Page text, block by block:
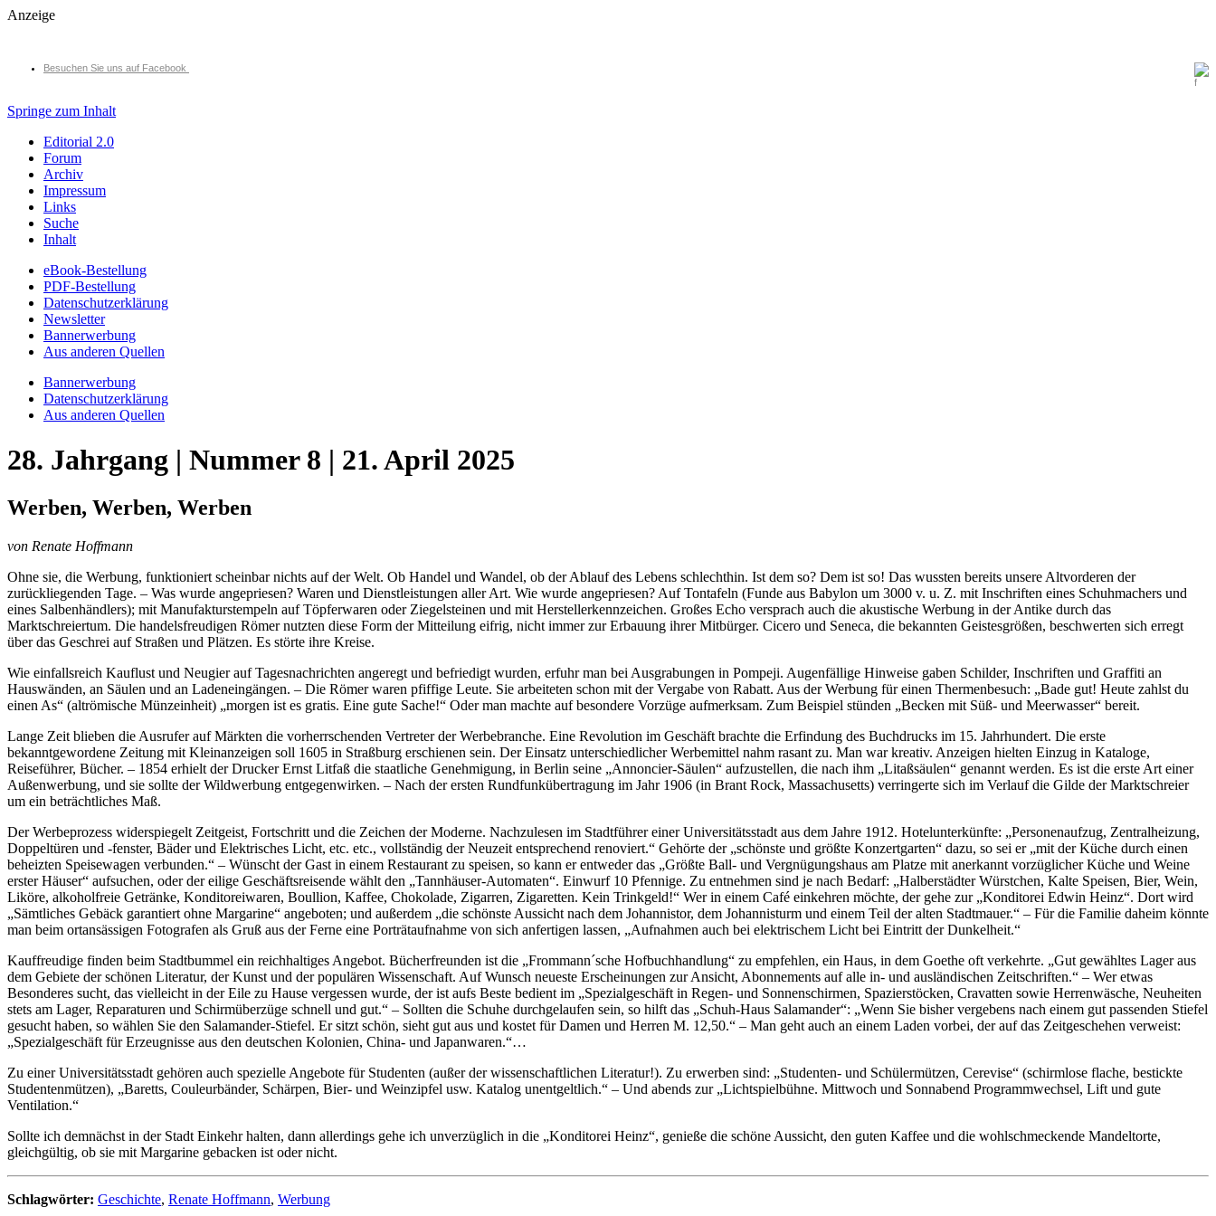
Anzeige
Besuchen Sie uns auf Facebook
Springe zum Inhalt
Editorial 2.0
Forum
Archiv
Impressum
Links
Suche
Inhalt
eBook-Bestellung
PDF-Bestellung
Datenschutzerklärung
Newsletter
Bannerwerbung
Aus anderen Quellen
Bannerwerbung
Datenschutzerklärung
Aus anderen Quellen
28. Jahrgang | Nummer 8 | 21. April 2025
Werben, Werben, Werben
von Renate Hoffmann
Ohne sie, die Werbung, funktioniert scheinbar nichts auf der Welt. Ob Handel und Wandel, ob der Ablauf des Lebens schlechthin. Ist dem so? Dem ist so! Das wussten bereits unsere Altvorderen der
zurückliegenden Tage. – Was wurde angepriesen? Waren und Dienstleistungen aller Art. Wie wurde angepriesen? Auf Tontafeln (Funde aus Babylon um 3000 v. u. Z. mit Inschriften eines Schuhmachers und
eines Salbenhändlers); mit Manufakturstempeln auf Töpferwaren oder Ziegelsteinen und mit Herstellerkennzeichen. Großes Echo versprach auch die akustische Werbung in der Antike durch das
Marktschreiertum. Die handelsfreudigen Römer nutzten diese Form der Mitteilung eifrig, nicht immer zur Erbauung ihrer Mitbürger. Cicero und Seneca, die bekannten Geistesgrößen, beschwerten sich erregt
über das Geschrei auf Straßen und Plätzen. Es störte ihre Kreise.
Wie einfallsreich Kauflust und Neugier auf Tagesnachrichten angeregt und befriedigt wurden, erfuhr man bei Ausgrabungen in Pompeji. Augenfällige Hinweise gaben Schilder, Inschriften und Graffiti an
Hauswänden, an Säulen und an Ladeneingängen. – Die Römer waren pfiffige Leute. Sie arbeiteten schon mit der Vergabe von Rabatt. Aus der Werbung für einen Thermenbesuch: „Bade gut! Heute zahlst du
einen As“ (altrömische Münzeinheit) „morgen ist es gratis. Eine gute Sache!“ Oder man machte auf besondere Vorzüge aufmerksam. Zum Beispiel stünden „Becken mit Süß- und Meerwasser“ bereit.
Lange Zeit blieben die Ausrufer auf Märkten die vorherrschenden Vertreter der Werbebranche. Eine Revolution im Geschäft brachte die Erfindung des Buchdrucks im 15. Jahrhundert. Die erste
bekanntgewordene Zeitung mit Kleinanzeigen soll 1605 in Straßburg erschienen sein. Der Einsatz unterschiedlicher Werbemittel nahm rasant zu. Man war kreativ. Anzeigen hielten Einzug in Kataloge,
Reiseführer, Bücher. – 1854 erhielt der Drucker Ernst Litfaß die staatliche Genehmigung, in Berlin seine „Annoncier-Säulen“ aufzustellen, die nach ihm „Litaßsäulen“ genannt werden. Es ist die erste Art einer
Außenwerbung, und sie sollte der Wildwerbung entgegenwirken. – Nach der ersten Rundfunkübertragung im Jahr 1906 (in Brant Rock, Massachusetts) verringerte sich im Verlauf die Gilde der Marktschreier
um ein beträchtliches Maß.
Der Werbeprozess widerspiegelt Zeitgeist, Fortschritt und die Zeichen der Moderne. Nachzulesen im Stadtführer einer Universitätsstadt aus dem Jahre 1912. Hotelunterkünfte: „Personenaufzug, Zentralheizung,
Doppeltüren und -fenster, Bäder und Elektrisches Licht, etc. etc., vollständig der Neuzeit entsprechend renoviert.“ Gehörte der „schönste und größte Konzertgarten“ dazu, so sei er „mit der Küche durch einen
beheizten Speisewagen verbunden.“ – Wünscht der Gast in einem Restaurant zu speisen, so kann er entweder das „Größte Ball- und Vergnügungshaus am Platze mit anerkannt vorzüglicher Küche und Weine
erster Häuser“ aufsuchen, oder der eilige Geschäftsreisende wählt den „Tannhäuser-Automaten“. Einwurf 10 Pfennige. Zu entnehmen sind je nach Bedarf: „Halberstädter Würstchen, Kalte Speisen, Bier, Wein,
Liköre, alkoholfreie Getränke, Konditoreiwaren, Boullion, Kaffee, Chokolade, Zigarren, Zigaretten. Kein Trinkgeld!“ Wer in einem Café einkehren möchte, der gehe zur „Konditorei Edwin Heinz“. Dort wird
„Sämtliches Gebäck garantiert ohne Margarine“ angeboten; und außerdem „die schönste Aussicht nach dem Johannistor, dem Johannisturm und einem Teil der alten Stadtmauer.“ – Für die Familie daheim könnte
man beim ortansässigen Fotografen als Gruß aus der Ferne eine Porträtaufnahme von sich anfertigen lassen, „Aufnahmen auch bei elektrischem Licht bei Eintritt der Dunkelheit.“
Kauffreudige finden beim Stadtbummel ein reichhaltiges Angebot. Bücherfreunden ist die „Frommann´sche Hofbuchhandlung“ zu empfehlen, ein Haus, in dem Goethe oft verkehrte. „Gut gewähltes Lager aus
dem Gebiete der schönen Literatur, der Kunst und der populären Wissenschaft. Auf Wunsch neueste Erscheinungen zur Ansicht, Abonnements auf alle in- und ausländischen Zeitschriften.“ – Wer etwas
Besonderes sucht, das vielleicht in der Eile zu Hause vergessen wurde, der ist aufs Beste bedient im „Spezialgeschäft in Regen- und Sonnenschirmen, Spazierstöcken, Cravatten sowie Herrenwäsche, Neuheiten
stets am Lager, Reparaturen und Schirmüberzüge schnell und gut.“ – Sollten die Schuhe durchgelaufen sein, so hilft das „Schuh-Haus Salamander“: „Wenn Sie bisher vergebens nach einem gut passenden Stiefel
gesucht haben, so wählen Sie den Salamander-Stiefel. Er sitzt schön, sieht gut aus und kostet für Damen und Herren M. 12,50.“ – Man geht auch an einem Laden vorbei, der auf das Zeitgeschehen verweist:
„Spezialgeschäft für Erzeugnisse aus den deutschen Kolonien, China- und Japanwaren.“…
Zu einer Universitätsstadt gehören auch spezielle Angebote für Studenten (außer der wissenschaftlichen Literatur!). Zu erwerben sind: „Studenten- und Schülermützen, Cerevise“ (schirmlose flache, bestickte
Studentenmützen), „Baretts, Couleurbänder, Schärpen, Bier- und Weinzipfel usw. Katalog unentgeltlich.“ – Und abends zur „Lichtspielbühne. Mittwoch und Sonnabend Programmwechsel, Lift und gute
Ventilation.“
Sollte ich demnächst in der Stadt Einkehr halten, dann allerdings gehe ich unverzüglich in die „Konditorei Heinz“, genieße die schöne Aussicht, den guten Kaffee und die wohlschmeckende Mandeltorte,
gleichgültig, ob sie mit Margarine gebacken ist oder nicht.
Schlagwörter: Geschichte, Renate Hoffmann, Werbung